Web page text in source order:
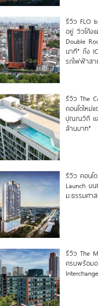
รีวิว FLO
อยู่ วิวโค้ง
Double
นาที* ถึง
รถไฟฟ้าส
รีวิว The
คอนโดใหม่
ปุณณวิถี แล
ล้านบาท*
รีวิว คอนโ
Launch บ
ม.ธรรมศา
รีวิว The
ครบพร้อม